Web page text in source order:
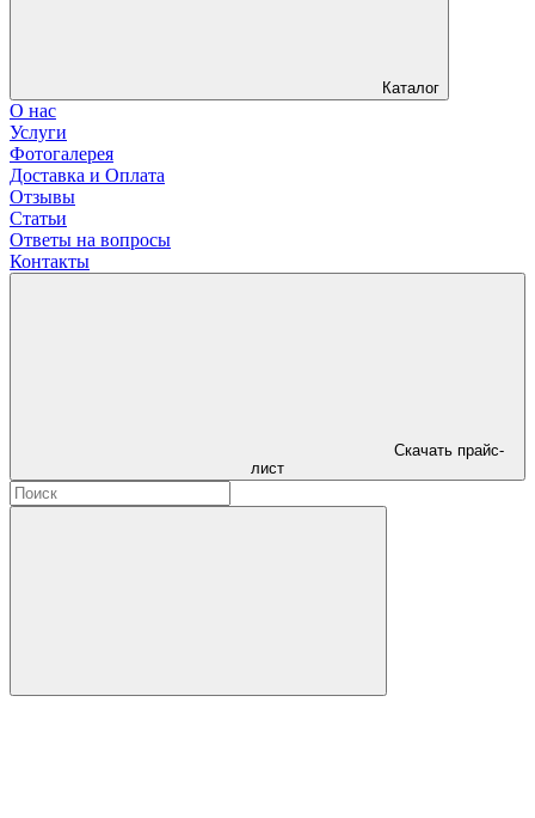
Каталог
О нас
Услуги
Фотогалерея
Доставка и Оплата
Отзывы
Статьи
Ответы на вопросы
Контакты
Скачать прайс-
лист